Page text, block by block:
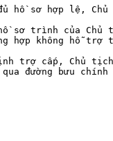
hồ sơ hợp lệ,
sơ trình của
không hỗ trợ
trợ cấp, Chủ